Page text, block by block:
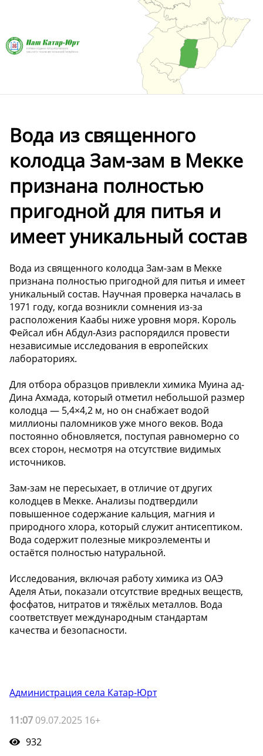
Вода из священного
колодца Зам-зам в Мекке
признана полностью
пригодной для питья и
имеет уникальный состав
Вода из священного колодца Зам-зам в Мекке
признана полностью пригодной для питья и имеет
уникальный состав. Научная проверка началась в
1971 году, когда возникли сомнения из-за
расположения Каабы ниже уровня моря. Король
Фейсал ибн Абдул-Азиз распорядился провести
независимые исследования в европейских
лабораториях.
Для отбора образцов привлекли химика Муина ад-
Дина Ахмада, который отметил небольшой размер
колодца — 5,4×4,2 м, но он снабжает водой
миллионы паломников уже много веков. Вода
постоянно обновляется, поступая равномерно со
всех сторон, несмотря на отсутствие видимых
источников.
Зам-зам не пересыхает, в отличие от других
колодцев в Мекке. Анализы подтвердили
повышенное содержание кальция, магния и
природного хлора, который служит антисептиком.
Вода содержит полезные микроэлементы и
остаётся полностью натуральной.
Исследования, включая работу химика из ОАЭ
Аделя Атьи, показали отсутствие вредных веществ,
фосфатов, нитратов и тяжёлых металлов. Вода
соответствует международным стандартам
качества и безопасности.
Администрация села Катар-Юрт
11:07 09.07.2025 16+
932